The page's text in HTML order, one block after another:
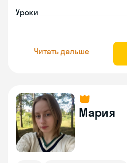
Уроки
Читать дальше
Мария